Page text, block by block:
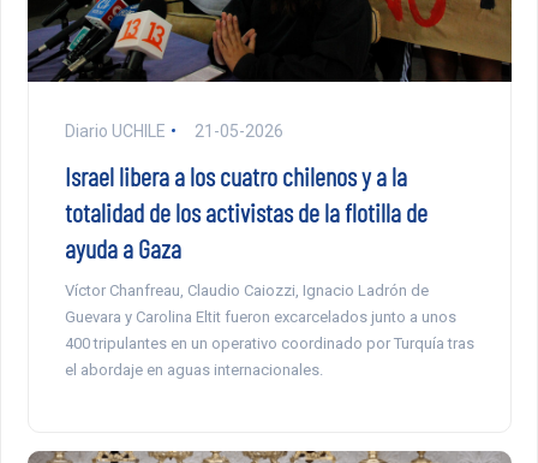
Diario UCHILE 21-05-2026
Israel libera a los cuatro chilenos y a la
totalidad de los activistas de la flotilla de
ayuda a Gaza
Víctor Chanfreau, Claudio Caiozzi, Ignacio Ladrón de
Guevara y Carolina Eltit fueron excarcelados junto a unos
400 tripulantes en un operativo coordinado por Turquía tras
el abordaje en aguas internacionales.